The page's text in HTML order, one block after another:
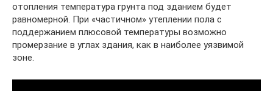
отопления температура грунта под зданием будет
равномерной. При «частичном» утеплении пола с
поддержанием плюсовой температуры возможно
промерзание в углах здания, как в наиболее уязвимой
зоне.